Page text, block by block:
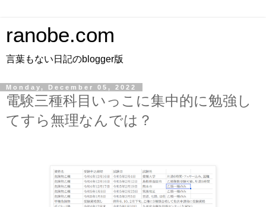
ranobe.com
言葉もない日記のblogger版
Monday, December 05, 2022
電験三種科目いっこに集中的に勉強し
てすら無理なんでは？